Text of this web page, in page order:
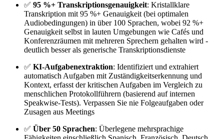
✅ 95 %+ Transkriptionsgenauigkeit: Kristallklare
Transkription mit 95 %+ Genauigkeit (bei optimalen
Audiobedingungen) in über 100 Sprachen, wobei 92 %+
Genauigkeit selbst in lauten Umgebungen wie Cafés und
Konferenzräumen mit mehreren Sprechern gehalten wird -
deutlich besser als generische Transkriptionsdienste
✅ KI-Aufgabenextraktion: Identifiziert und extrahiert
automatisch Aufgaben mit Zuständigkeitserkennung und
Kontext, erfasst der kritischen Aufgaben im Vergleich zu
menschlichen Protokollführern (basierend auf internen
Speakwise-Tests). Verpassen Sie nie Folgeaufgaben oder
Zusagen aus Meetings
✅ Über 50 Sprachen: Überlegene mehrsprachige